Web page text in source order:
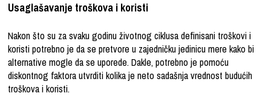
Usaglašavanje troškova i koristi
Nakon što su za svaku godinu životnog ciklusa definisani troškovi i
koristi potrebno je da se pretvore u zajedničku jedinicu mere kako bi
alternative mogle da se uporede. Dakle, potrebno je pomoću
diskontnog faktora utvrditi kolika je neto sadašnja vrednost budućih
troškova i koristi.